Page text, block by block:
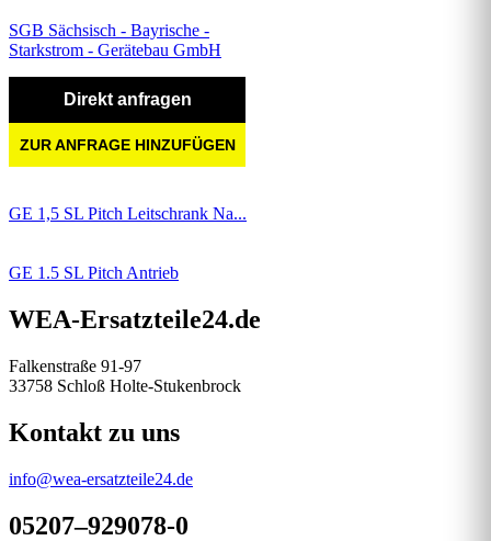
SGB Sächsisch - Bayrische -
Starkstrom - Gerätebau GmbH
Direkt anfragen
ZUR ANFRAGE HINZUFÜGEN
GE 1,5 SL Pitch Leitschrank Na...
GE 1.5 SL Pitch Antrieb
WEA-Ersatzteile24.de
Falkenstraße 91-97
33758 Schloß Holte-Stukenbrock
Kontakt zu uns
info@wea-ersatzteile24.de
05207–929078-0